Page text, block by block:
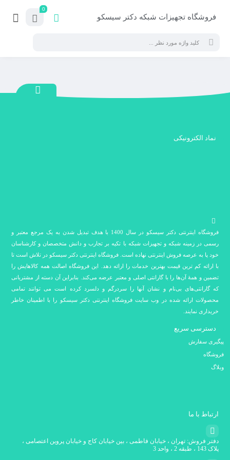
فروشگاه تجهیزات شبکه دکتر سیسکو
0
نماد الکترونیکی
فروشگاه اینترنتی دکتر سیسکو در سال 1400 با هدف تبدیل شدن به یک مرجع معتبر و
رسمی در زمینه شبکه و تجهیزات شبکه با تکیه بر تجارب و دانش متخصصان و کارشناسان
خود پا به عرصه فروش اینترنتی نهاده است. فروشگاه اینترنتی دکتر سیسکو در تلاش است تا
با ارائه کم ترین قیمت بهترین خدمات را ارائه دهد. این فروشگاه اصالت همه کالاهایش را
تضمین و همۀ آن‌ها را با گارانتی اصلی و معتبر عرضه می‌کند. بنابراین آن دسته از مشتریانی
که گارانتی‌های بی‌نام و نشان آنها را سردرگم و دلسرد کرده است می توانند تمامی
محصولات ارائه شده در وب سایت فروشگاه اینترنتی دکتر سیسکو را با اطمینان خاطر
خریداری نمایند.
دسترسی سریع
پیگیری سفارش
فروشگاه
وبلاگ
ارتباط با ما
دفتر فروش: تهران ، خیابان فاطمی ، بین خیابان کاج و خیابان پروین اعتصامی ،
پلاک 143 ، طبقه 2 ، واحد 3